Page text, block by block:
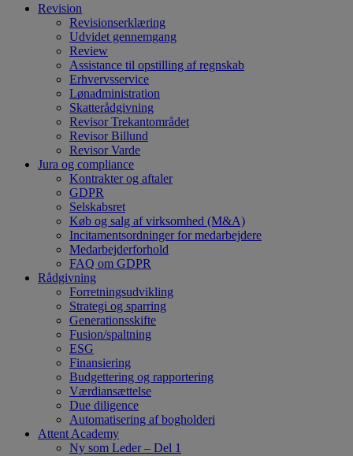
Revision
Revisionserklæring
Udvidet gennemgang
Review
Assistance til opstilling af regnskab
Erhvervsservice
Lønadministration
Skatterådgivning
Revisor Trekantområdet
Revisor Billund
Revisor Varde
Jura og compliance
Kontrakter og aftaler
GDPR
Selskabsret
Køb og salg af virksomhed (M&A)
Incitamentsordninger for medarbejdere
Medarbejderforhold
FAQ om GDPR
Rådgivning
Forretningsudvikling
Strategi og sparring
Generationsskifte
Fusion/spaltning
ESG
Finansiering
Budgettering og rapportering
Værdiansættelse
Due diligence
Automatisering af bogholderi
Attent Academy
Ny som Leder – Del 1